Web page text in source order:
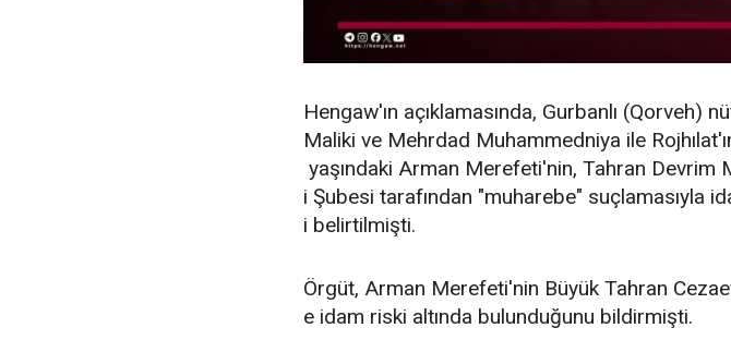
Hengaw'ın açıklamasında, Gurbanlı (Qorveh)
Maliki ve Mehrdad Muhammedniya ile
yaşındaki Arman Merefeti'nin, Tahran Devrim
i Şubesi tarafından "muharebe" suçlamasıyla
i belirtilmişti.
Örgüt, Arman Merefeti'nin Büyük Tahran
e idam riski altında bulunduğunu bildirmişti.